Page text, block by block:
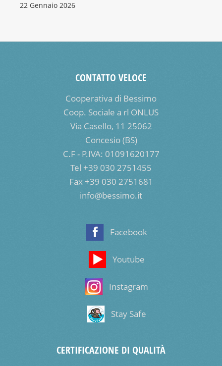
22 Gennaio 2026
CONTATTO VELOCE
Cooperativa di Bessimo
Coop. Sociale a rl ONLUS
Via Casello, 11 25062
Concesio (BS)
C.F - P.IVA: 01091620177
Tel +39 030 2751455
Fax +39 030 2751681
info@bessimo.it
Facebook
Youtube
Instagram
Stay Safe
CERTIFICAZIONE DI QUALITÀ